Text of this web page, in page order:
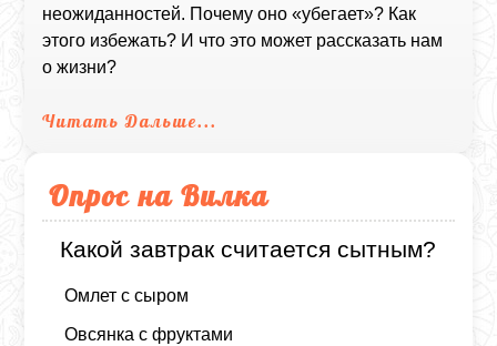
неожиданностей. Почему оно «убегает»? Как
этого избежать? И что это может рассказать нам
о жизни?
Читать Дальше...
Опрос на Вилка
Какой завтрак считается сытным?
Омлет с сыром
Овсянка с фруктами